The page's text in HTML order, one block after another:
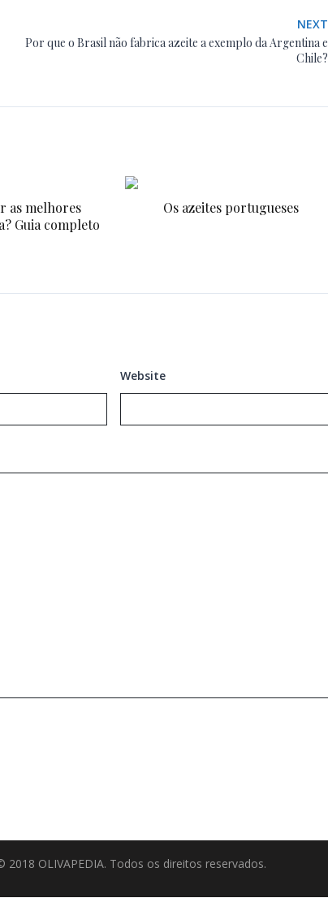
NEXT
Por que o Brasil não fabrica azeite a exemplo da Argentina e
Chile?
as melhores
Guia completo
Os azeites portugueses
Website
2018 OLIVAPEDIA. Todos os direitos reservados.